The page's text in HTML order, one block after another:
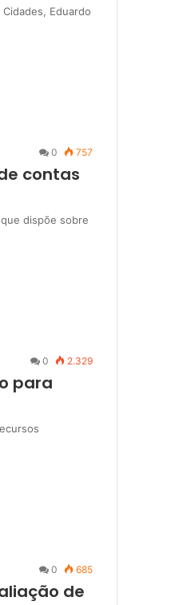
Eduardo
0 757
contas
dispõe sobre
0 2.329
para
0 685
de